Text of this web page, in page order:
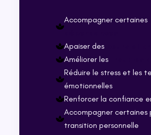
Accompagner certaines
Apaiser des
Améliorer les
Réduire le stress et les
émotionnelles
Renforcer la confiance
Accompagner certaines
transition personnelle